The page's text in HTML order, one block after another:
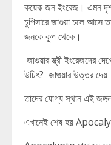
কয়েক জন ইংরেজ। এমন
চুপিসারে জাগুয়া চলে আসে
জনকে কূপ থেকে।
জাগুয়ার স্ত্রী ইংরেজদের
উচিৎ? জাগুয়ার উত্তর
তাদের যোগ্য স্থান এই
এখানেই শেষ হয়